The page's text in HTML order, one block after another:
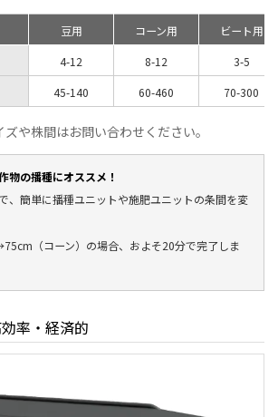
豆用 コーン用
ビート用
4-12 8-12
3-5
45-140 60-460 70-300
や株間はお問い合わせください。
物の播種にオススメ！
、簡単に播種ユニットや施肥ユニットの条間を変
（コーン）の場合、およそ20分で完了しま
率・経済的